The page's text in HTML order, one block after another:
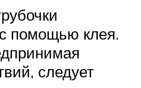
помощью клея.
следует